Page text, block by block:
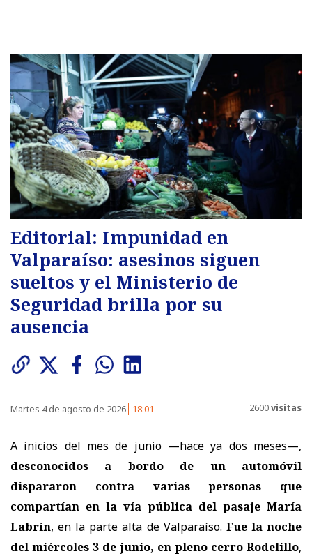
Editorial: Impunidad en
Valparaíso: asesinos siguen
sueltos y el Ministerio de
Seguridad brilla por su
ausencia
Martes 4 de agosto de 2026 18:01 2600visitas
A inicios del mes de junio —hace ya dos meses—,
desconocidos a bordo de un automóvil
dispararon contra varias personas que
compartían en la vía pública del pasaje María
Labrín, en la parte alta de Valparaíso. Fue la noche
del miércoles 3 de junio, en pleno cerro Rodelillo,